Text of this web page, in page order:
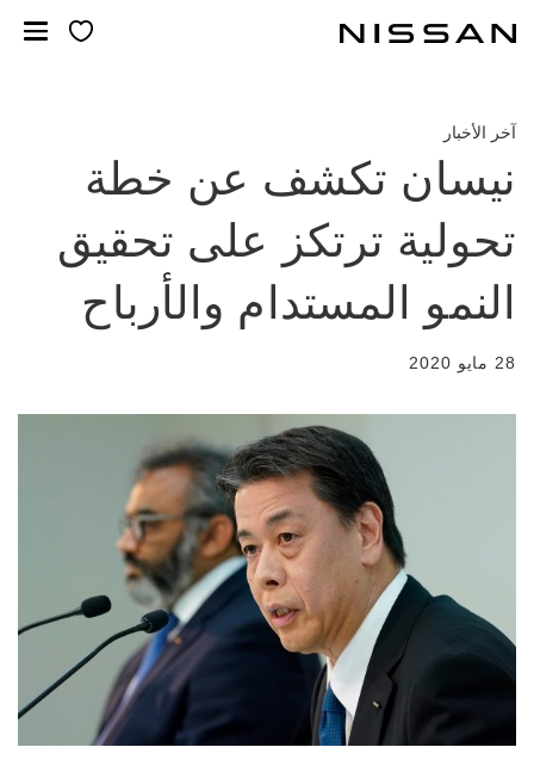
إلى
آخر الأخبار
نيسان تكشف عن خطة
تحولية ترتكز على تحقيق
النمو المستدام والأرباح
28 مايو 2020